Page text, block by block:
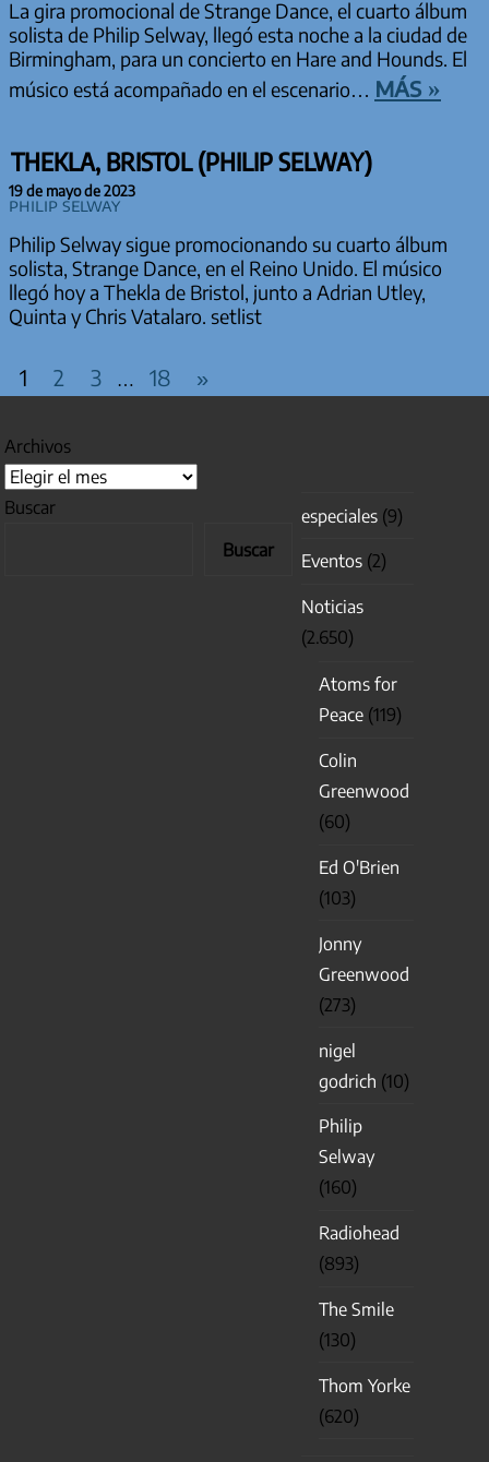
La gira promocional de Strange Dance, el cuarto álbum
solista de Philip Selway, llegó esta noche a la ciudad de
Birmingham, para un concierto en Hare and Hounds. El
músico está acompañado en el escenario… más »
THEKLA, BRISTOL (PHILIP SELWAY)
19 de mayo de 2023
Philip Selway
Philip Selway sigue promocionando su cuarto álbum
solista, Strange Dance, en el Reino Unido. El músico
llegó hoy a Thekla de Bristol, junto a Adrian Utley,
Quinta y Chris Vatalaro. setlist
PAGINACIÓN DE ENTRADAS
1 2 3 … 18
Entradas
»
Archivos
Buscar
Buscar
especiales (9)
Eventos (2)
Noticias
(2.650)
Atoms for
Peace (119)
Colin
Greenwood
(60)
Ed O'Brien
(103)
Jonny
Greenwood
(273)
nigel
godrich (10)
Philip
Selway
(160)
Radiohead
(893)
The Smile
(130)
Thom Yorke
(620)